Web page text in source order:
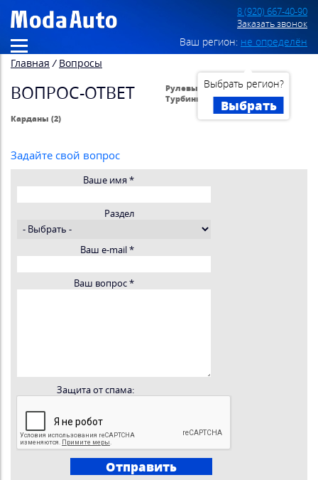
8 (920) 667-40-90
Заказать звонок
Ваш регион: не определён
Выбрать регион?
Выбрать
Главная / Вопросы
ВОПРОС-ОТВЕТ
Рулевые рейки (476)
Турбины (27)
Карданы (2)
Задайте свой вопрос
Ваше имя *
Раздел
Ваш e-mail*
Ваш вопрос*
Защита от спама: